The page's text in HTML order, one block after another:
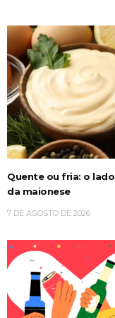
Quente ou fria: o
da maionese
7 DE AGOSTO DE 2026